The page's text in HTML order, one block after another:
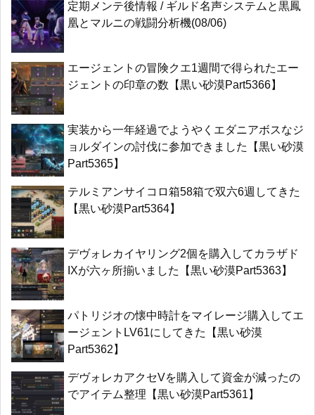
定期メンテ後情報 / ギルド名声システムと黒鳳
凰とマルニの戦闘分析機(08/06)
エージェントの冒険クエ1週間で得られたエー
ジェントの印章の数【黒い砂漠Part5366】
実装から一年経過でようやくエダニアボスなジ
ョルダインの討伐に参加できました【黒い砂漠
Part5365】
テルミアンサイコロ箱58箱で双六6週してきた
【黒い砂漠Part5364】
デヴォレカイヤリング2個を購入してカラザド
IXが六ヶ所揃いました【黒い砂漠Part5363】
パトリジオの懐中時計をマイレージ購入してエ
ージェントLV61にしてきた【黒い砂漠
Part5362】
デヴォレカアクセVを購入して資金が減ったの
でアイテム整理【黒い砂漠Part5361】